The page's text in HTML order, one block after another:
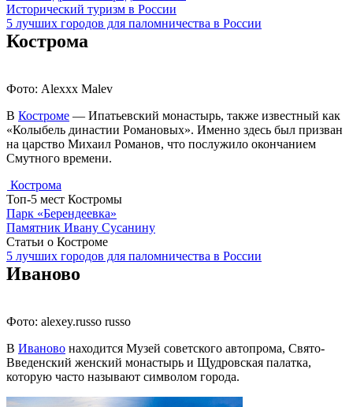
Исторический туризм в России
5 лучших городов для паломничества в России
Кострома
Фото: Alexxx Malev
В Костроме — Ипатьевский монастырь, также известный как
«Колыбель династии Романовых». Именно здесь был призван
на царство Михаил Романов, что послужило окончанием
Смутного времени.
Кострома
Топ-5 мест Костромы
Парк «Берендеевка»
Памятник Ивану Сусанину
Статьи о Костроме
5 лучших городов для паломничества в России
Иваново
Фото: alexey.russo russo
В Иваново находится Музей советского автопрома, Свято-
Введенский женский монастырь и Щудровская палатка,
которую часто называют символом города.